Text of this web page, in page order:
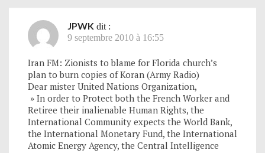
JPWK dit :
9 septembre 2010 à 16:55
Iran FM: Zionists to blame for Florida church’s
plan to burn copies of Koran (Army Radio)
Dear mister United Nations Organization,
» In order to Protect both the French Worker and
Retiree their inalienable Human Rights, the
International Community expects the World Bank,
the International Monetary Fund, the International
Atomic Energy Agency, the Central Intelligence